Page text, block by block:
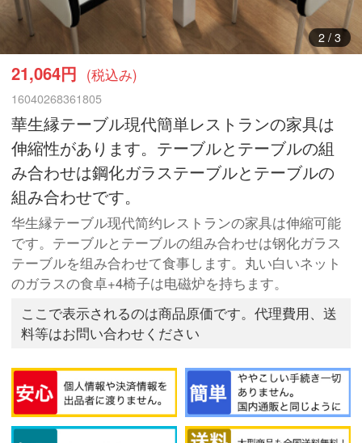
3/ 3
21,064円 (税込み)
16040268361805
華生縁テーブル現代簡単レストランの家具は
伸縮性があります。テーブルとテーブルの組
み合わせは鋼化ガラステーブルとテーブルの
組み合わせです。
华生縁テーブル现代简约レストランの家具は伸縮可能
です。テーブルとテーブルの组み合わせは钢化ガラス
テーブルを组み合わせて食事します。丸い白いネット
のガラスの食卓+4椅子は电磁炉を持ちます。
ここで表示されるのは商品原価です。代理費用、送
料等はお問い合わせください